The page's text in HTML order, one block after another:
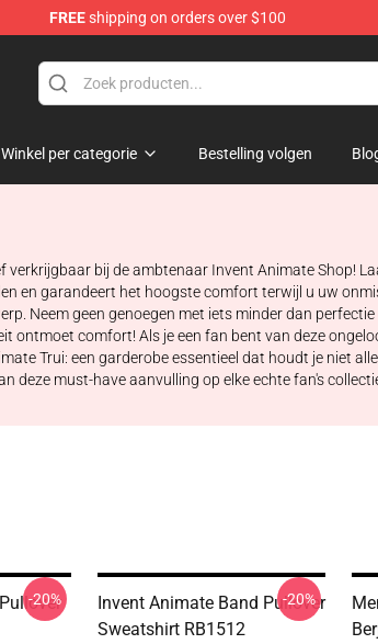
FREEshipping on orders over $100
Winkel per categorie Bestelling volgen
bij de ambtenaar Invent Animate Shop!
en garandeert het hoogste comfort terwijl u uw
Neem geen genoegen met iets minder dan
ontmoet comfort! Als je een fan bent van deze
Trui: een garderobe essentieel dat houdt je niet
deze must-have aanvulling op elke echte fan's
-20%
Invent Animate Band Pullover
Sweatshirt RB1512
-20%